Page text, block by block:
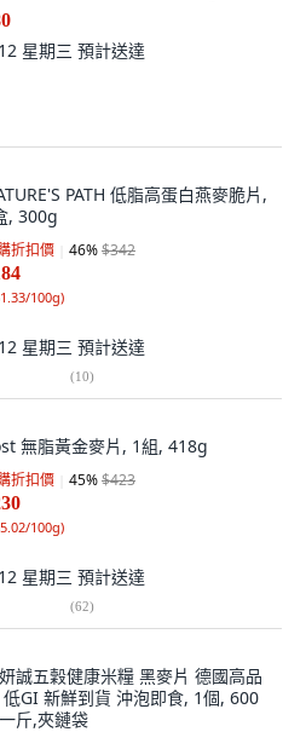
星期三 預計送達
PATH 低脂高蛋白燕麥脆片,
, 300g
折扣價 46%$342
100g)
星期三 預計送達
(10)
無脂黃金麥片, 1組, 418g
折扣價 45%$423
100g)
星期三 預計送達
(62)
誠五穀健康米糧 黑麥片 德國高品
GI 新鮮到貨 沖泡即食, 1個, 600
斤,夾鏈袋